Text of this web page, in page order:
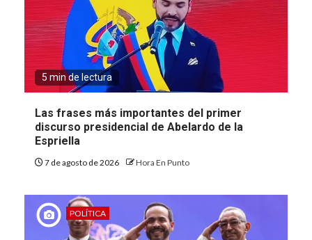
5 min de lectura
Las frases más importantes del primer
discurso presidencial de Abelardo de la
Espriella
7 de agosto de 2026 Hora En Punto
POLÍTICA